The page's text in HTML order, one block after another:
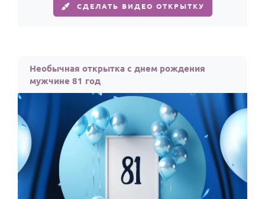
СДЕЛАТЬ ВИДЕО ОТКРЫТКУ
Необычная открытка с днем рождения
мужчине 81 год